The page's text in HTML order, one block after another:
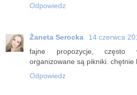
Odpowiedz
Żaneta Serocka
14 czerwca
fajne propozycje, często
organizowane są pikniki. chętnie
Odpowiedz